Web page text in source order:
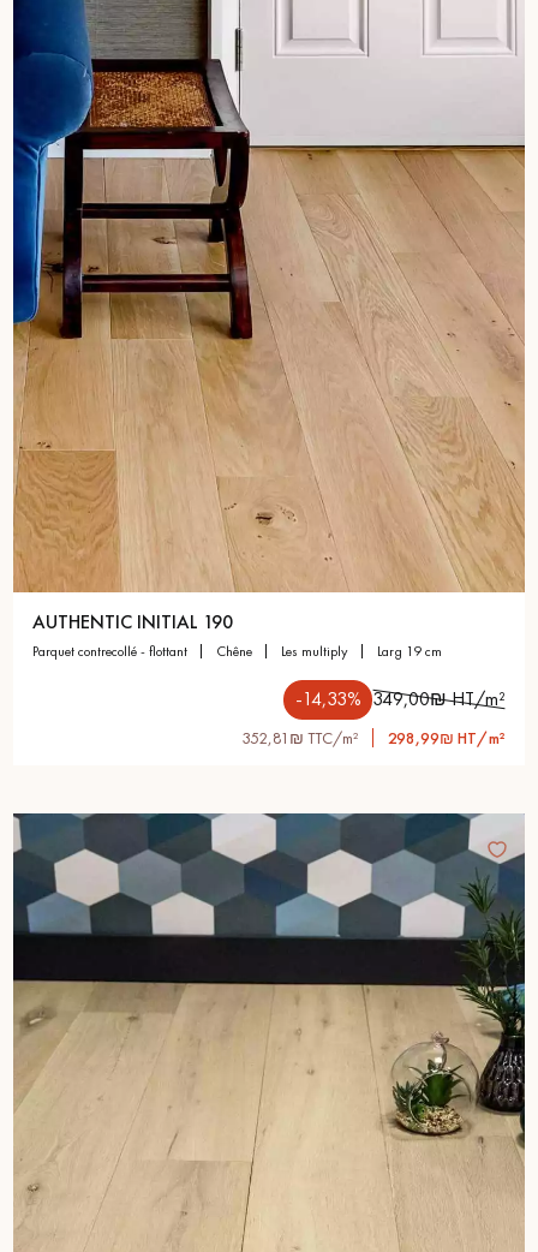
AUTHENTIC INITIAL 190
parquet contrecollé - flottant chêne les multiply larg 19 cm
-14,33% 349,00₪ HT/m²
352,81₪ TTC/m² 298,99₪ HT/m²